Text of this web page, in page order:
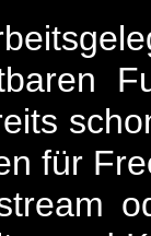
für